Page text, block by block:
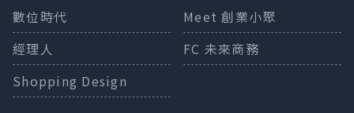
數位時代
經理人
Shopping Design
Meet 創業小聚
FC 未來商務